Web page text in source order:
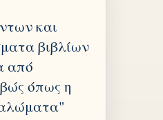
και
βιβλίων
από
όπως η